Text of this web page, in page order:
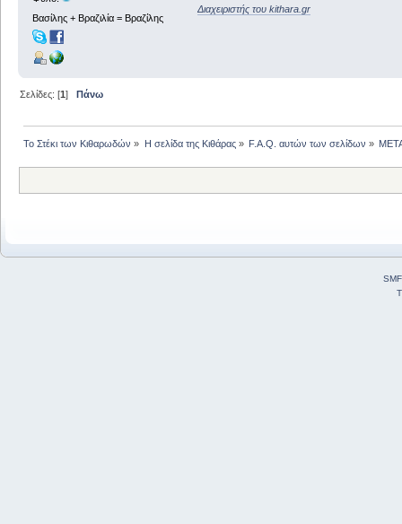
Βασίλης + Βραζιλία = Βραζίλης
Διαχειριστής του kithara.gr
Σελίδες: [1]Πάνω
Το Στέκι των Κιθαρωδών » Η σελίδα της Κιθάρας» F.A.Q. αυτών των σελίδων »